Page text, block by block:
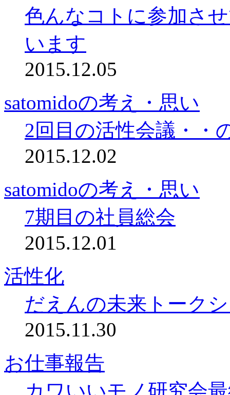
色んなコトに参加さ
います
2015.12.05
satomidoの考え・思い
2回目の活性会議・・
2015.12.02
satomidoの考え・思い
7期目の社員総会
2015.12.01
活性化
だえんの未来トーク
2015.11.30
お仕事報告
カワいいモノ研究会